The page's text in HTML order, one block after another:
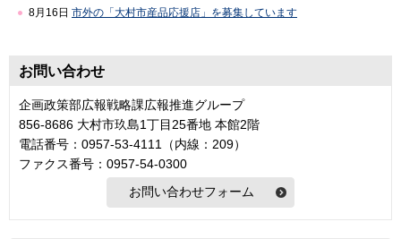
8月16日 市外の「大村市産品応援店」を募集しています
お問い合わせ
企画政策部広報戦略課広報推進グループ
856-8686 大村市玖島1丁目25番地 本館2階
電話番号：0957-53-4111（内線：209）
ファクス番号：0957-54-0300